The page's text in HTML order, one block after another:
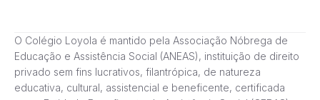
O Colégio Loyola é mantido pela Associação Nóbrega de
Educação e Assistência Social (ANEAS), instituição de direito
privado sem fins lucrativos, filantrópica, de natureza
educativa, cultural, assistencial e beneficente, certificada